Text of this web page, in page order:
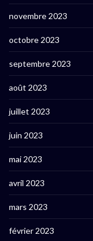
novembre 2023
octobre 2023
septembre 2023
août 2023
juillet 2023
juin 2023
mai 2023
avril 2023
mars 2023
février 2023